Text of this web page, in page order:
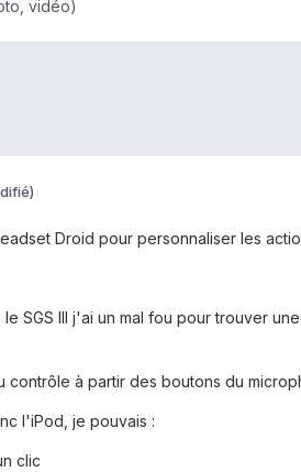
vidéo)
Droid pour personnaliser les
SGS III j'ai un mal fou pour trouver
contrôle à partir des boutons du
l'iPod, je pouvais :
clic